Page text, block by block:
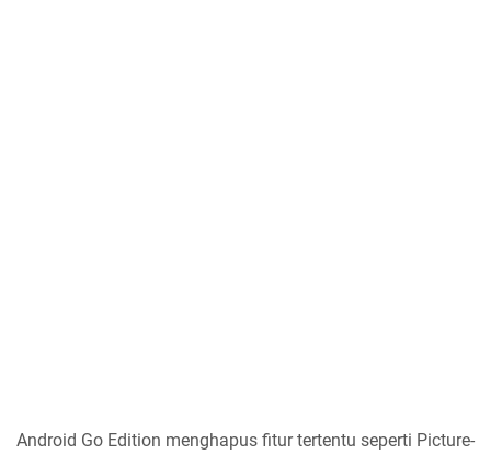
Android Go Edition menghapus fitur tertentu seperti Picture-